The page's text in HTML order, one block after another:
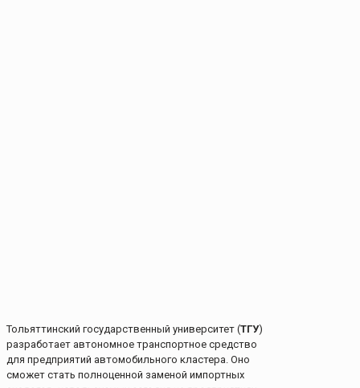
Тольяттинский государственный университет (ТГУ)
разработает автономное транспортное средство
для предприятий автомобильного кластера. Оно
сможет стать полноценной заменой импортных